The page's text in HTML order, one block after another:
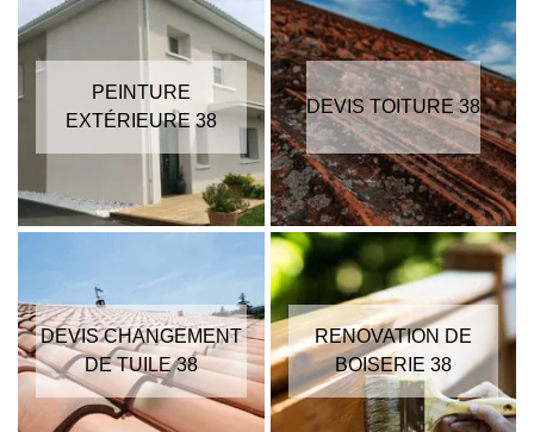
PEINTURE
EXTÉRIEURE 38
DEVIS TOITURE 38
DEVIS CHANGEMENT
DE TUILE 38
RENOVATION DE
BOISERIE 38